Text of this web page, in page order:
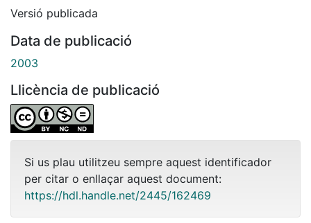
Versió publicada
Data de publicació
2003
Llicència de publicació
Si us plau utilitzeu sempre aquest identificador
per citar o enllaçar aquest document:
https://hdl.handle.net/2445/162469